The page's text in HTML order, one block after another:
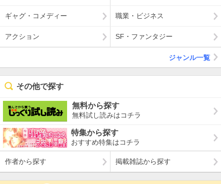
ギャグ・コメディー 職業・ビジネス
アクション SF・ファンタジー
ジャンル一覧
その他で探す
無料から探す
無料試し読みはコチラ
特集から探す
おすすめ特集はコチラ
作者から探す 掲載雑誌から探す